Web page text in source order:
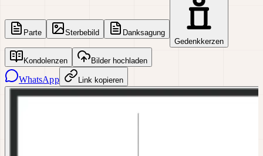
Parte Sterbebild
Danksagung
Gedenkkerzen
Kondolenzen Bilder hochladen
WhatsApp Link kopieren